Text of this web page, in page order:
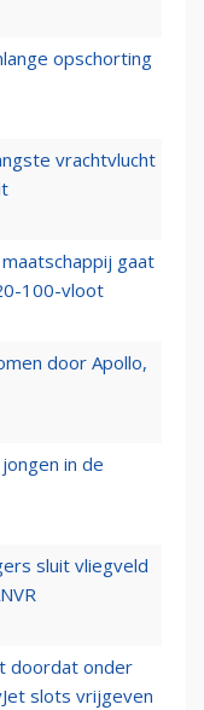
opschorting
vrachtvlucht
gaat
100-vloot
door Apollo,
in de
sluit vliegveld
doordat onder
slots vrijgeven